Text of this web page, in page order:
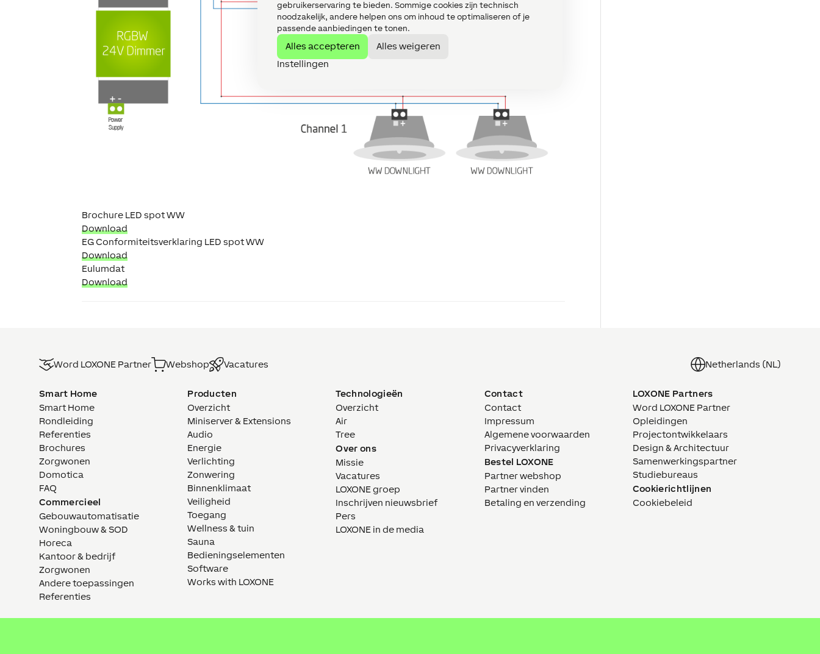
gebruikerservaring te bieden. Sommige cookies zijn technisch
noodzakelijk, andere helpen ons om inhoud te optimaliseren of je
passende aanbiedingen te tonen.
Alles accepteren
Alles weigeren
Instellingen
Brochure LED spot WW
Download
EG Conformiteitsverklaring LED spot WW
Download
Eulumdat
Download
Word LOXONE Partner Webshop Vacatures Netherlands (NL)
Smart Home
Smart Home
Rondleiding
Referenties
Brochures
Zorgwonen
Domotica
FAQ
Commercieel
Gebouwautomatisatie
Woningbouw & SOD
Horeca
Kantoor & bedrijf
Zorgwonen
Andere toepassingen
Referenties
Producten
Overzicht
Miniserver & Extensions
Audio
Energie
Verlichting
Zonwering
Binnenklimaat
Veiligheid
Toegang
Wellness & tuin
Sauna
Bedieningselementen
Software
Works with LOXONE
Technologieën
Overzicht
Air
Tree
Over ons
Missie
Vacatures
LOXONE groep
Inschrijven nieuwsbrief
Pers
LOXONE in de media
Contact
Contact
Impressum
Algemene voorwaarden
Privacyverklaring
Bestel LOXONE
Partner webshop
Partner vinden
Betaling en verzending
LOXONE Partners
Word LOXONE Partner
Opleidingen
Projectontwikkelaars
Design & Architectuur
Samenwerkingspartner
Studiebureaus
Cookierichtlijnen
Cookiebeleid